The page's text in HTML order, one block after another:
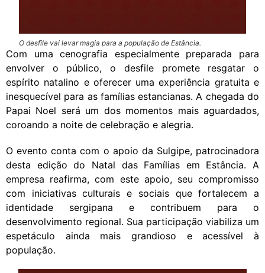
O desfile vai levar magia para a população de Estância.
Com uma cenografia especialmente preparada para
envolver o público, o desfile promete resgatar o
espírito natalino e oferecer uma experiência gratuita e
inesquecível para as famílias estancianas. A chegada do
Papai Noel será um dos momentos mais aguardados,
coroando a noite de celebração e alegria.
O evento conta com o apoio da Sulgipe, patrocinadora
desta edição do Natal das Famílias em Estância. A
empresa reafirma, com este apoio, seu compromisso
com iniciativas culturais e sociais que fortalecem a
identidade sergipana e contribuem para o
desenvolvimento regional. Sua participação viabiliza um
espetáculo ainda mais grandioso e acessível à
população.